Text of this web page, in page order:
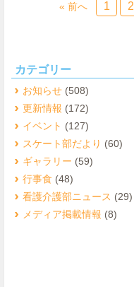
« 前へ 1 2
カテゴリー
お知らせ (508)
更新情報 (172)
イベント (127)
スケート部だより (60)
ギャラリー (59)
行事食 (48)
看護介護部ニュース (29)
メディア掲載情報 (8)